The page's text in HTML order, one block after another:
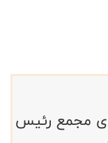
مجمع رئیس